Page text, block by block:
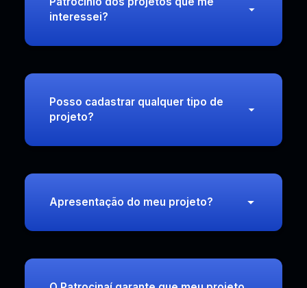
interessei?
Posso cadastrar qualquer tipo de
projeto?
Apresentação do meu projeto?